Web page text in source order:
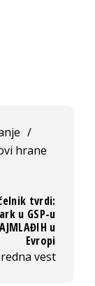
/
hrane
tvrdi:
u GSP-u
u
Evropi
vest